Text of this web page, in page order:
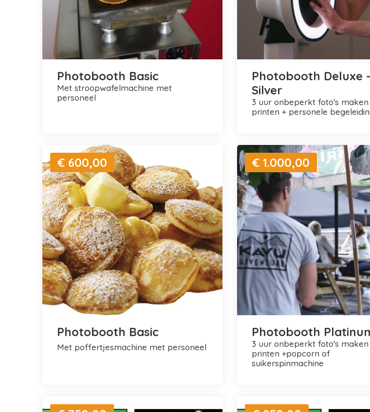
Photobooth Basic
met stroopwafelmachine met
personeel
Photobooth Deluxe -
Silver
3 uur onbeperkt foto's maken en
printen + personele
€ 600,00
Photobooth Basic
met poffertjesmachine met personeel
€ 1.000,00
Photobooth
3 uur onbeperkt foto's maken en
printen +popcorn of
suikerspinmachine